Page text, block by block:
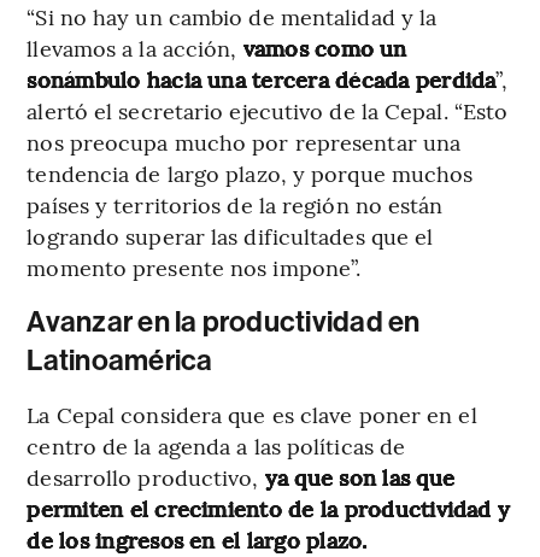
“Si no hay un cambio de mentalidad y la
llevamos a la acción, vamos como un
sonámbulo hacia una tercera década perdida”,
alertó el secretario ejecutivo de la Cepal. “Esto
nos preocupa mucho por representar una
tendencia de largo plazo, y porque muchos
países y territorios de la región no están
logrando superar las dificultades que el
momento presente nos impone”.
Avanzar en la productividad en
Latinoamérica
La Cepal considera que es clave poner en el
centro de la agenda a las políticas de
desarrollo productivo, ya que son las que
permiten el crecimiento de la productividad y
de los ingresos en el largo plazo.